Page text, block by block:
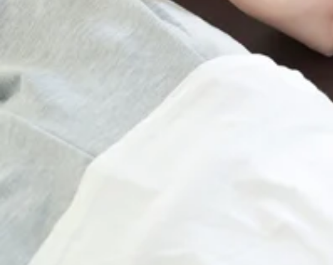
ください♪『Re.Ra.Ku 武蔵府中ル・シーニュ店』【住所】〒183-0023東京
【アクセス】京王線「府中駅」直結徒歩3分【お知らせ】電子マネー決済・
8/6(木)ご案内状況☆武蔵府中ル・シーニュ店
皆さん、こんにちは！Re.Ra.Ku 武蔵府中ル・シーニュ店です！☆本日の
♪『Re.Ra.Ku 武蔵府中ル・シーニュ店』【住所】〒183-0023東京都府中市
ス】京王線「府中駅」直結徒歩3分【お知らせ】電子マネー決済・QRコー
8/4(火)ご案内状況☆武蔵府中ル・シーニュ店
皆さん、こんにちは！Re.Ra.Ku 武蔵府中ル・シーニュ店です！☆本日の空
ください♪『Re.Ra.Ku 武蔵府中ル・シーニュ店』【住所】〒183-0023東京
【アクセス】京王線「府中駅」直結徒歩3分【お知らせ】電子マネー決済・
8/2(日)ご案内状況☆武蔵府中ル・シーニュ店
皆さん、こんにちは！Re.Ra.Ku 武蔵府中ル・シーニュ店です！☆本日の
ください♪『Re.Ra.Ku 武蔵府中ル・シーニュ店』【住所】〒183-0023東
【アクセス】京王線「府中駅」直結徒歩3分【お知らせ】電子マネー決済・
7/30(木)ご案内状況☆武蔵府中ル・シーニュ店